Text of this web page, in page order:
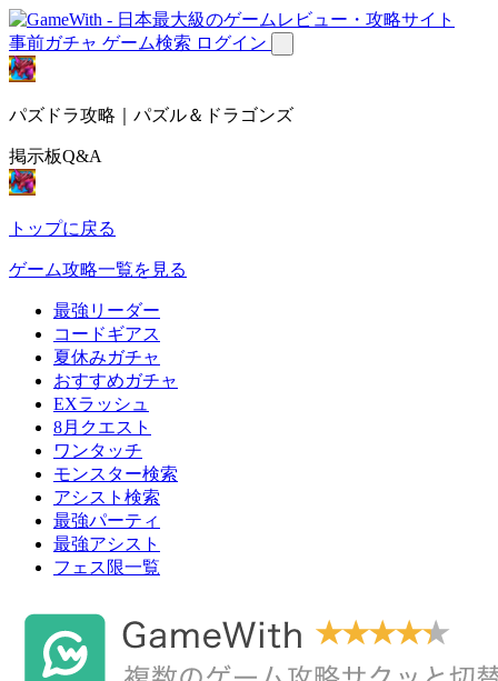
事前ガチャ ゲーム検索 ログイン
パズドラ攻略｜パズル＆ドラゴンズ
掲示板Q&A
トップに戻る
ゲーム攻略一覧を見る
最強リーダー
コードギアス
夏休みガチャ
おすすめガチャ
EXラッシュ
8月クエスト
ワンタッチ
モンスター検索
アシスト検索
最強パーティ
最強アシスト
フェス限一覧